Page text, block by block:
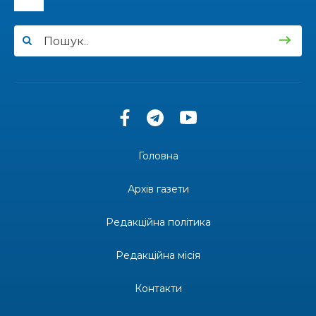
13:54
Солдат Юрій Володимирович Капшук,
Бахмутські майстри представили Донеччину
ваучер: що зміниться з 1 серпня
Головна
Архів газети
Редакційна політика
Редакційна місія
Контакти